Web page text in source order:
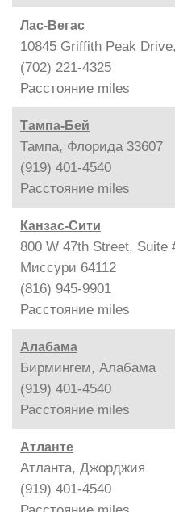
Лас-Вегас
10845 Griffith Peak
(702) 221-4325
Расстояние miles
Тампа-Бей
Тампа, Флорида 33607
(919) 401-4540
Расстояние miles
Канзас-Сити
800 W 47th Street, Suite
Миссури 64112
(816) 945-9901
Расстояние miles
Алабама
Бирмингем, Алабама
(919) 401-4540
Расстояние miles
Атланте
Атланта, Джорджия
(919) 401-4540